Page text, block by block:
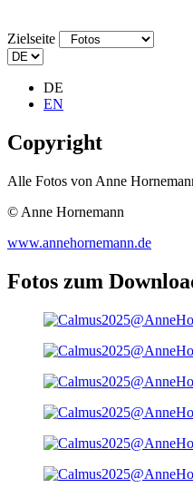
Zielseite
DE
EN
Copyright
Alle Fotos von Anne
© Anne Hornemann
www.annehornemann.de
Fotos zum